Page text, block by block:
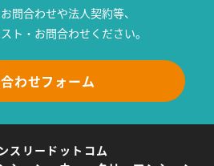
問合わせや法人契約等、
ト・お問合わせください。
わせフォーム
スリードットコム